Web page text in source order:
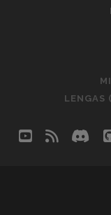
LENGAS
youtube
rss